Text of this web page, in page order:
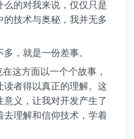
的对我来说，仅仅只是
技术与奥秘，我并无多
，就是一份差事。
这方面以一个个故事，
者得以真正的理解。这
义，让我对开发产生了
理解和信仰技术，学着